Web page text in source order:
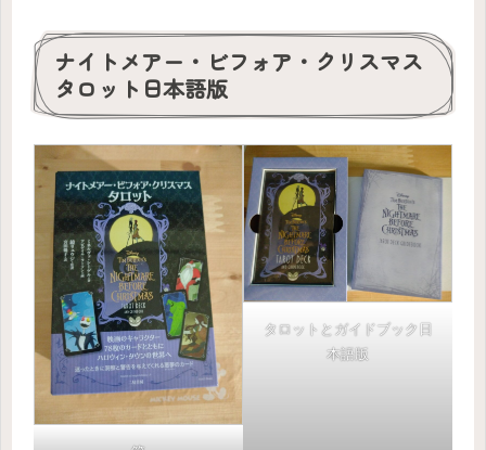
ナイトメアー・ビフォア・クリスマス
タロット日本語版
タロットとガイドブック日
本語版